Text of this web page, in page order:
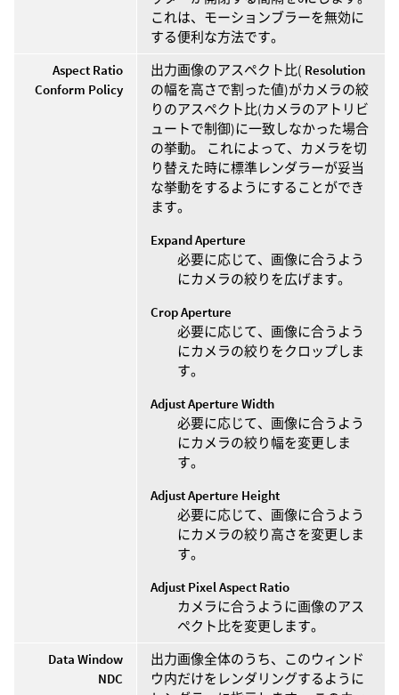
これは、モーションブラーを無効に
する便利な方法です。
Aspect Ratio
Conform Policy
出力画像のアスペクト比( Resolution
の幅を高さで割った値)がカメラの絞
りのアスペクト比(カメラのアトリビ
ュートで制御)に一致しなかった場合
の挙動。 これによって、カメラを切
り替えた時に標準レンダラーが妥当
な挙動をするようにすることができ
ます。
Expand Aperture
必要に応じて、画像に合うよう
にカメラの絞りを広げます。
Crop Aperture
必要に応じて、画像に合うよう
にカメラの絞りをクロップしま
す。
Adjust Aperture Width
必要に応じて、画像に合うよう
にカメラの絞り幅を変更しま
す。
Adjust Aperture Height
必要に応じて、画像に合うよう
にカメラの絞り高さを変更しま
す。
Adjust Pixel Aspect Ratio
カメラに合うように画像のアス
ペクト比を変更します。
Data Window
NDC
出力画像全体のうち、このウィンド
ウ内だけをレンダリングするように